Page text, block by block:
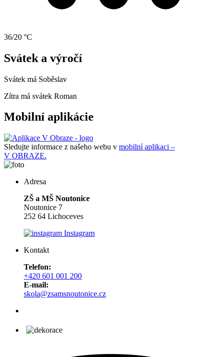
36/20 °C
Svátek a výročí
Svátek má Soběslav
Zítra má svátek Roman
Mobilní aplikácie
Sledujte informace z našeho webu v mobilní aplikaci –
V OBRAZE.
Adresa
ZŠ a MŠ Noutonice
Noutonice 7
252 64 Lichoceves
Instagram
Kontakt
Telefon:
+420 601 001 200
E-mail:
skola@zsamsnoutonice.cz